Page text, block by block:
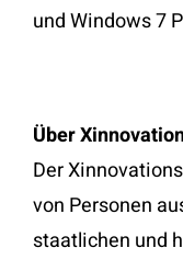
und Windows 7
Über
Der
von Personen
staatlichen und